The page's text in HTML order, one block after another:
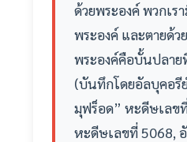
ด้วยพระองค์ พวกเร
พระองค์ และตายด้ว
พระองค์คือบั้นปลาย
(บันทึกโดยอัลบุคอรี
มุฟร็อด” หะดีษเลข
หะดีษเลขที่ 5068,